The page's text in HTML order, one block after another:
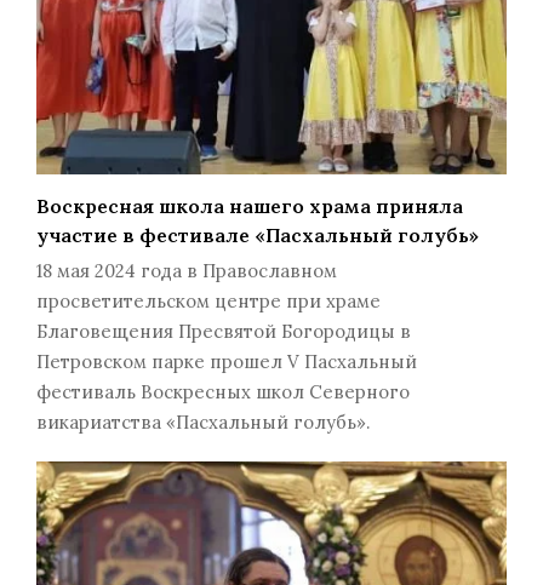
Воскресная школа нашего храма приняла
участие в фестивале «Пасхальный голубь»
18 мая 2024 года в Православном
просветительском центре при храме
Благовещения Пресвятой Богородицы в
Петровском парке прошел V Пасхальный
фестиваль Воскресных школ Северного
викариатства «Пасхальный голубь».